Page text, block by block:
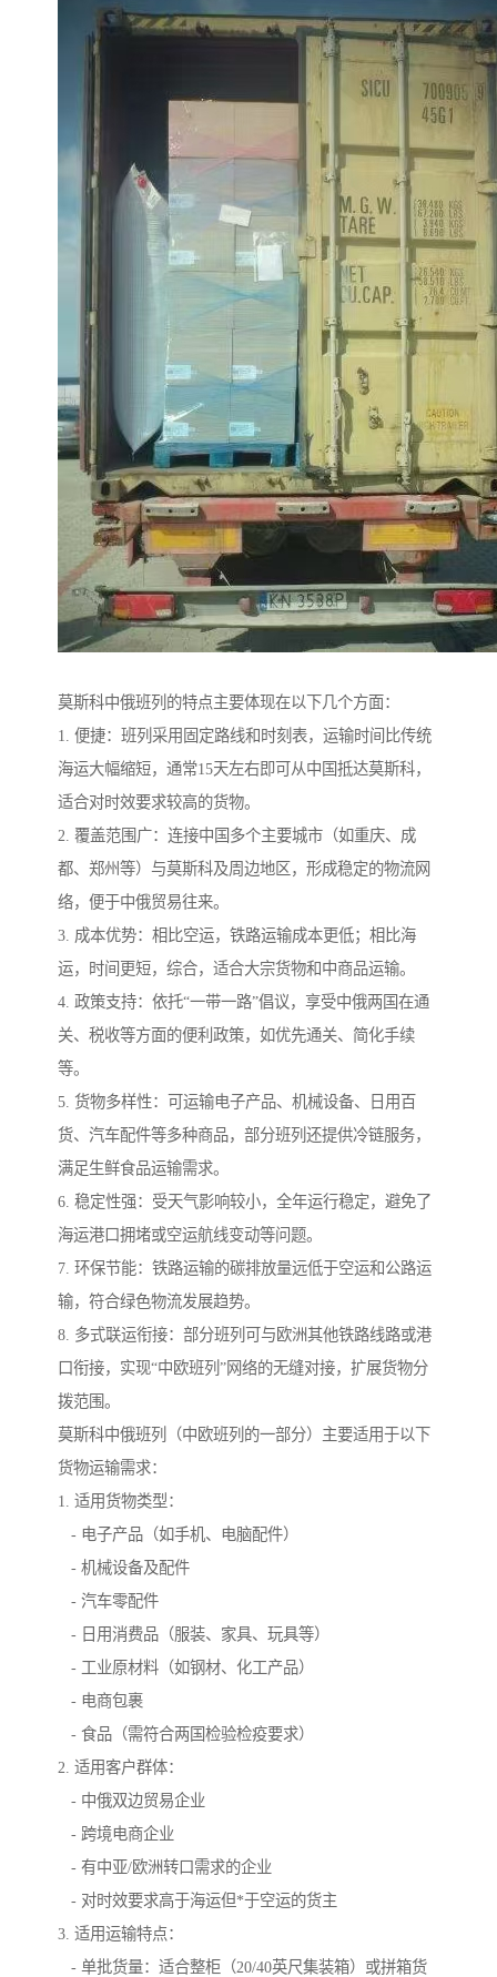
莫斯科中俄班列的特点主要体现在以下几个方面：
1. 便捷：班列采用固定路线和时刻表，运输时间比传统
海运大幅缩短，通常15天左右即可从中国抵达莫斯科，
适合对时效要求较高的货物。
2. 覆盖范围广：连接中国多个主要城市（如重庆、成
都、郑州等）与莫斯科及周边地区，形成稳定的物流网
络，便于中俄贸易往来。
3. 成本优势：相比空运，铁路运输成本更低；相比海
运，时间更短，综合，适合大宗货物和中商品运输。
4. 政策支持：依托“一带一路”倡议，享受中俄两国在通
关、税收等方面的便利政策，如优先通关、简化手续
等。
5. 货物多样性：可运输电子产品、机械设备、日用百
货、汽车配件等多种商品，部分班列还提供冷链服务，
满足生鲜食品运输需求。
6. 稳定性强：受天气影响较小，全年运行稳定，避免了
海运港口拥堵或空运航线变动等问题。
7. 环保节能：铁路运输的碳排放量远低于空运和公路运
输，符合绿色物流发展趋势。
8. 多式联运衔接：部分班列可与欧洲其他铁路线路或港
口衔接，实现“中欧班列”网络的无缝对接，扩展货物分
拨范围。
莫斯科中俄班列（中欧班列的一部分）主要适用于以下
货物运输需求：
1. 适用货物类型：
- 电子产品（如手机、电脑配件）
- 机械设备及配件
- 汽车零配件
- 日用消费品（服装、家具、玩具等）
- 工业原材料（如钢材、化工产品）
- 电商包裹
- 食品（需符合两国检验检疫要求）
2. 适用客户群体：
- 中俄双边贸易企业
- 跨境电商企业
- 有中亚/欧洲转口需求的企业
- 对时效要求高于海运但*于空运的货主
3. 适用运输特点：
- 单批货量：适合整柜（20/40英尺集装箱）或拼箱货